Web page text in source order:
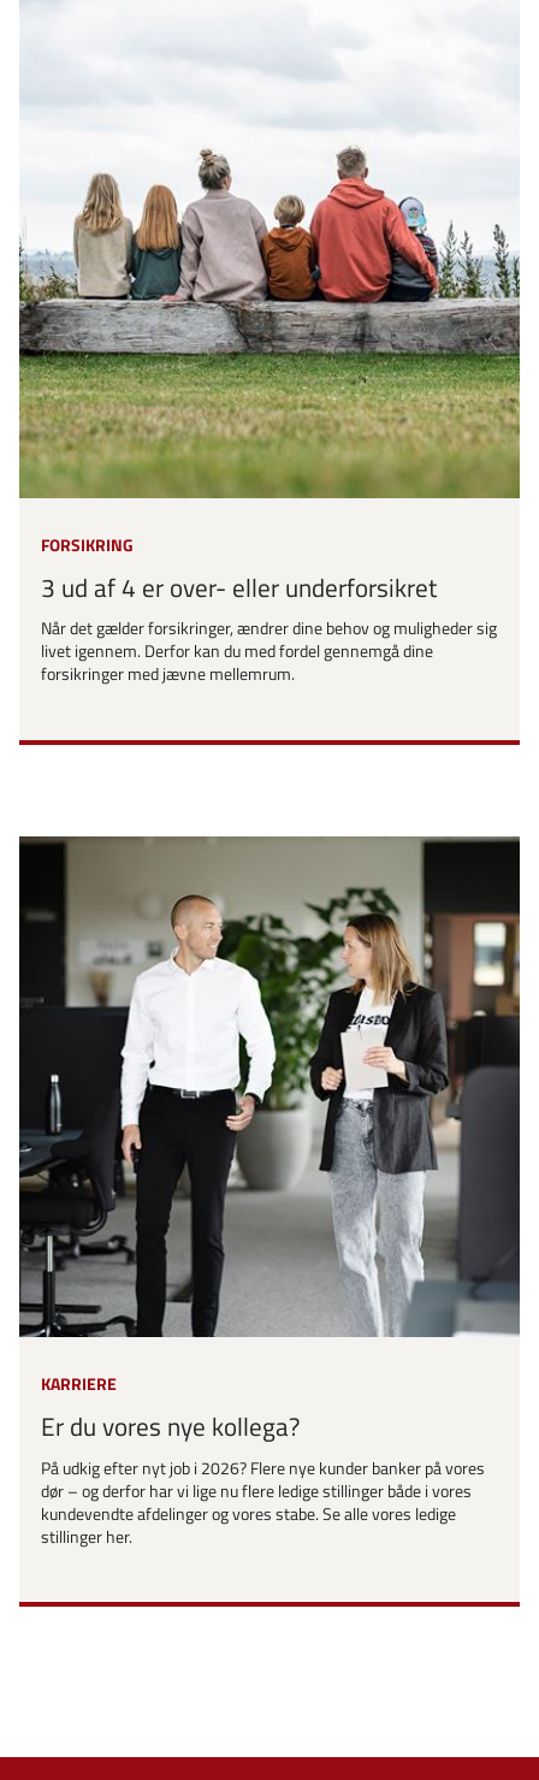
FORSIKRING
3 ud af 4 er over- eller underforsikret
Når det gælder forsikringer, ændrer dine behov og muligheder sig
livet igennem. Derfor kan du med fordel gennemgå dine
forsikringer med jævne mellemrum.
KARRIERE
Er du vores nye kollega?
På udkig efter nyt job i 2026? Flere nye kunder banker på vores
dør – og derfor har vi lige nu flere ledige stillinger både i vores
kundevendte afdelinger og vores stabe. Se alle vores ledige
stillinger her.